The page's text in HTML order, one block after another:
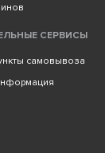
СЕРВИСЫ
самовывоза